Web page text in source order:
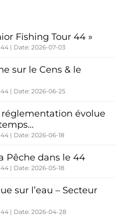
Fishing Tour 44 »
Date: 2026-07-03
sur le Cens & le
Date: 2026-06-25
évolue
Date: 2026-06-18
Pêche dans le 44
Date: 2026-05-18
sur l’eau – Secteur
Date: 2026-04-28